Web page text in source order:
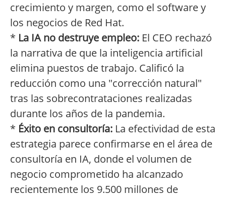
crecimiento y margen, como el software y
los negocios de Red Hat.
* La IA no destruye empleo: El CEO rechazó
la narrativa de que la inteligencia artificial
elimina puestos de trabajo. Calificó la
reducción como una "corrección natural"
tras las sobrecontrataciones realizadas
durante los años de la pandemia.
* Éxito en consultoría: La efectividad de esta
estrategia parece confirmarse en el área de
consultoría en IA, donde el volumen de
negocio comprometido ha alcanzado
recientemente los 9.500 millones de